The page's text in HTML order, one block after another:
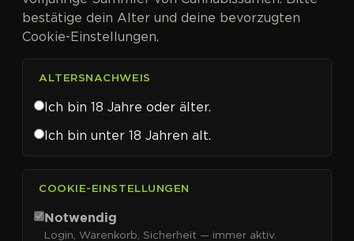
Nirvana Seeds
bestätige dein Alter und deine bevorzugten
Cookie-Einstellungen.
ALTERSNACHWEIS
Ich bin 18 Jahre oder älter.
Ich bin unter 18 Jahren alt.
COOKIE-EINSTELLUNGEN
Notwendig
Login, Warenkorb, Sicherheit — immer aktiv.